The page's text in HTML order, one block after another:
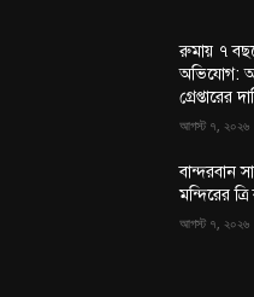
রুমায় ৭
অভিযোগ:
গ্রেপ্তারের
আগস্ট ৭, ২০২৬
বান্দরবান
মন্দিরের ত্রি
আগস্ট ৭, ২০২৬